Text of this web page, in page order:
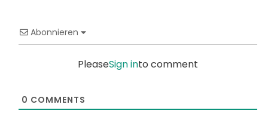
Abonnieren
PleaseSign into comment
0 COMMENTS